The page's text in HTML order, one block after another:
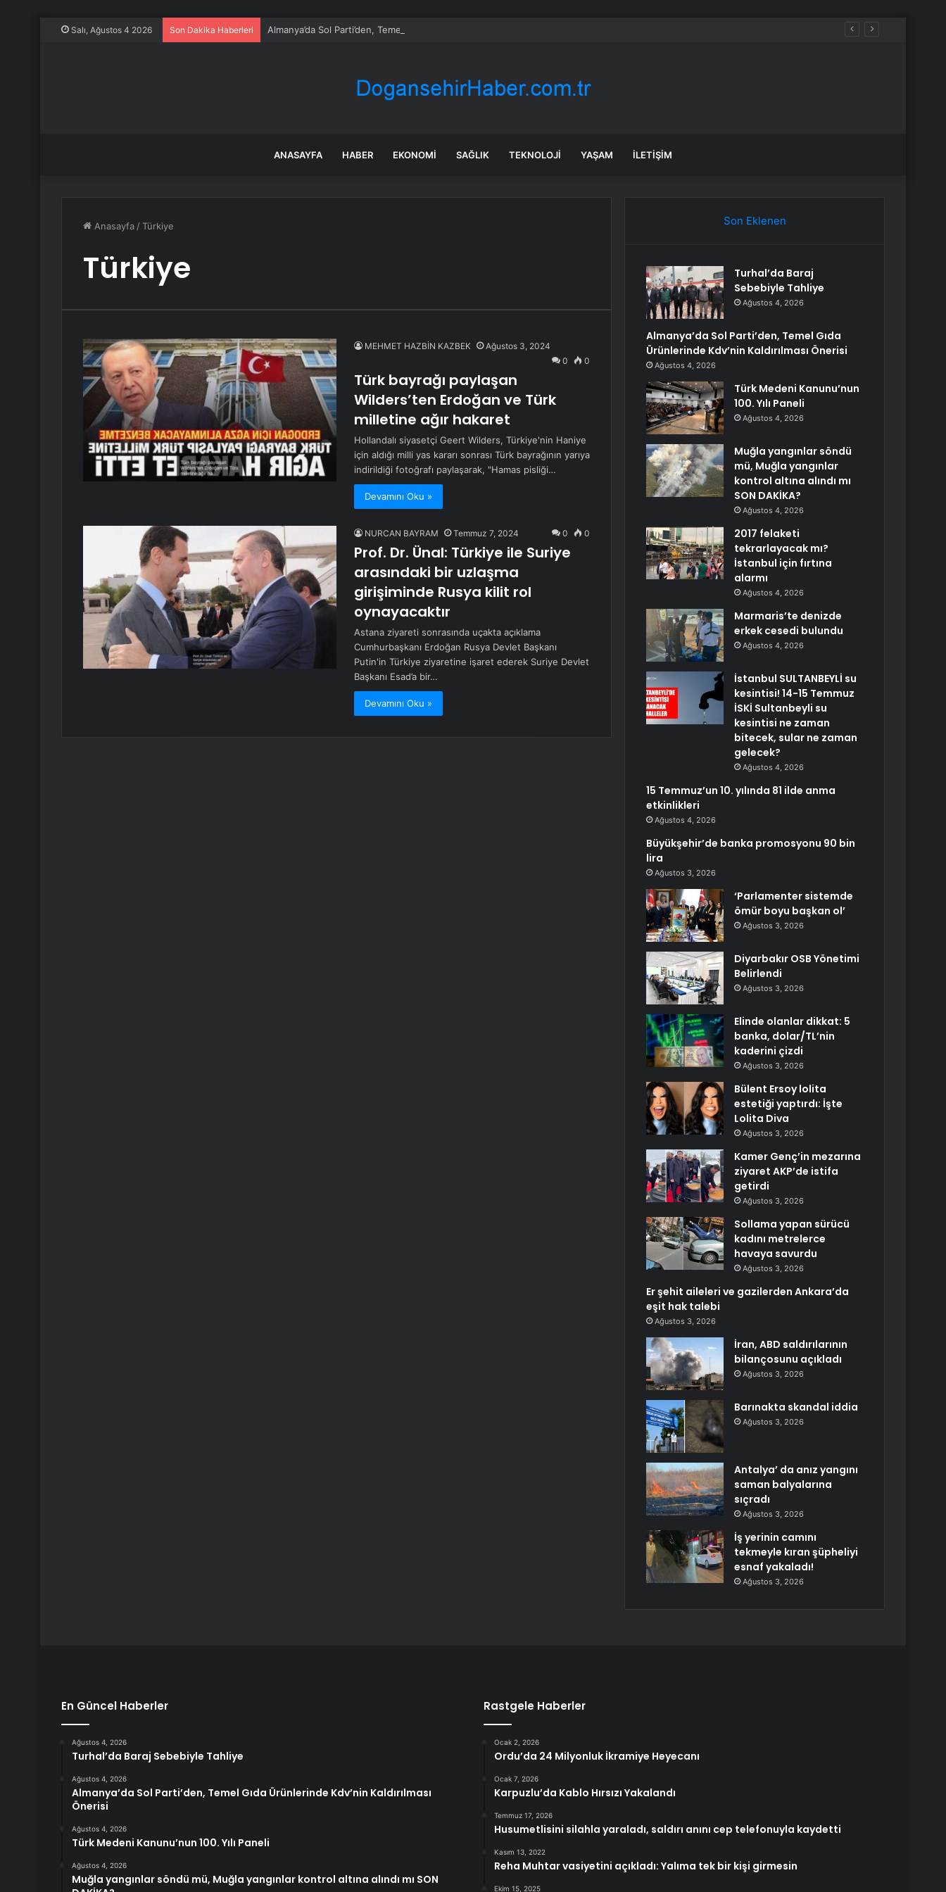
Salı, Ağustos 4 2026 Son Dakika Haberleri Almanya’da Sol Parti’den, Temel Gıda Ürünlerinde Kdv’nin Kaldırılması Önerisi
ANASAYFA HABER EKONOMI SAĞLIK TEKNOLOJI YAŞAM İLETIŞIM
Anasayfa /Türkiye
Türkiye
MEHMET HAZBİN KAZBEK
Ağustos 3, 2024
0
0
Türk bayrağı paylaşan
Wilders’ten Erdoğan ve Türk
milletine ağır hakaret
Hollandalı siyasetçi Geert Wilders, Türkiye'nin Haniye
için aldığı milli yas kararı sonrası Türk bayrağının yarıya
indirildiği fotoğrafı paylaşarak, "Hamas pisliği…
Devamını Oku »
NURCAN BAYRAM Temmuz 7, 2024 0 0
Prof. Dr. Ünal: Türkiye ile Suriye
arasındaki bir uzlaşma
girişiminde Rusya kilit rol
oynayacaktır
Astana ziyareti sonrasında uçakta açıklama
Cumhurbaşkanı Erdoğan Rusya Devlet Başkanı
Putin'in Türkiye ziyaretine işaret ederek Suriye Devlet
Başkanı Esad’a bir…
Devamını Oku »
Son Eklenen
Turhal’da Baraj
Sebebiyle Tahliye
Ağustos 4, 2026
Almanya’da Sol Parti’den, Temel Gıda
Ürünlerinde Kdv’nin Kaldırılması Önerisi
Ağustos 4, 2026
Türk Medeni Kanunu’nun
100. Yılı Paneli
Ağustos 4, 2026
Muğla yangınlar söndü
mü, Muğla yangınlar
kontrol altına alındı mı
SON DAKİKA?
Ağustos 4, 2026
2017 felaketi
tekrarlayacak mı?
İstanbul için fırtına
alarmı
Ağustos 4, 2026
Marmaris’te denizde
erkek cesedi bulundu
Ağustos 4, 2026
İstanbul SULTANBEYLİ su
kesintisi! 14-15 Temmuz
İSKİ Sultanbeyli su
kesintisi ne zaman
bitecek, sular ne zaman
gelecek?
Ağustos 4, 2026
15 Temmuz’un 10. yılında 81 ilde anma
etkinlikleri
Ağustos 4, 2026
Büyükşehir’de banka promosyonu 90 bin
lira
Ağustos 3, 2026
‘Parlamenter sistemde
ömür boyu başkan ol’
Ağustos 3, 2026
Diyarbakır OSB Yönetimi
Belirlendi
Ağustos 3, 2026
Elinde olanlar dikkat: 5
banka, dolar/TL’nin
kaderini çizdi
Ağustos 3, 2026
Bülent Ersoy lolita
estetiği yaptırdı: İşte
Lolita Diva
Ağustos 3, 2026
Kamer Genç’in mezarına
ziyaret AKP’de istifa
getirdi
Ağustos 3, 2026
Sollama yapan sürücü
kadını metrelerce
havaya savurdu
Ağustos 3, 2026
Er şehit aileleri ve gazilerden Ankara’da
eşit hak talebi
Ağustos 3, 2026
İran, ABD saldırılarının
bilançosunu açıkladı
Ağustos 3, 2026
Barınakta skandal iddia
Ağustos 3, 2026
Antalya’ da anız yangını
saman balyalarına
sıçradı
Ağustos 3, 2026
İş yerinin camını
tekmeyle kıran şüpheliyi
esnaf yakaladı!
Ağustos 3, 2026
En Güncel Haberler
Ağustos 4, 2026
Turhal’da Baraj Sebebiyle Tahliye
Ağustos 4, 2026
Almanya’da Sol Parti’den, Temel Gıda Ürünlerinde Kdv’nin Kaldırılması
Önerisi
Ağustos 4, 2026
Türk Medeni Kanunu’nun 100. Yılı Paneli
Ağustos 4, 2026
Muğla yangınlar söndü mü, Muğla yangınlar kontrol altına alındı mı SON
Rastgele Haberler
Ocak 2, 2026
Ordu’da 24 Milyonluk İkramiye Heyecanı
Ocak 7, 2026
Karpuzlu’da Kablo Hırsızı Yakalandı
Temmuz 17, 2026
Husumetlisini silahla yaraladı, saldırı anını cep telefonuyla kaydetti
Kasım 13, 2022
Reha Muhtar vasiyetini açıkladı: Yalıma tek bir kişi girmesin
Ekim 15, 2025